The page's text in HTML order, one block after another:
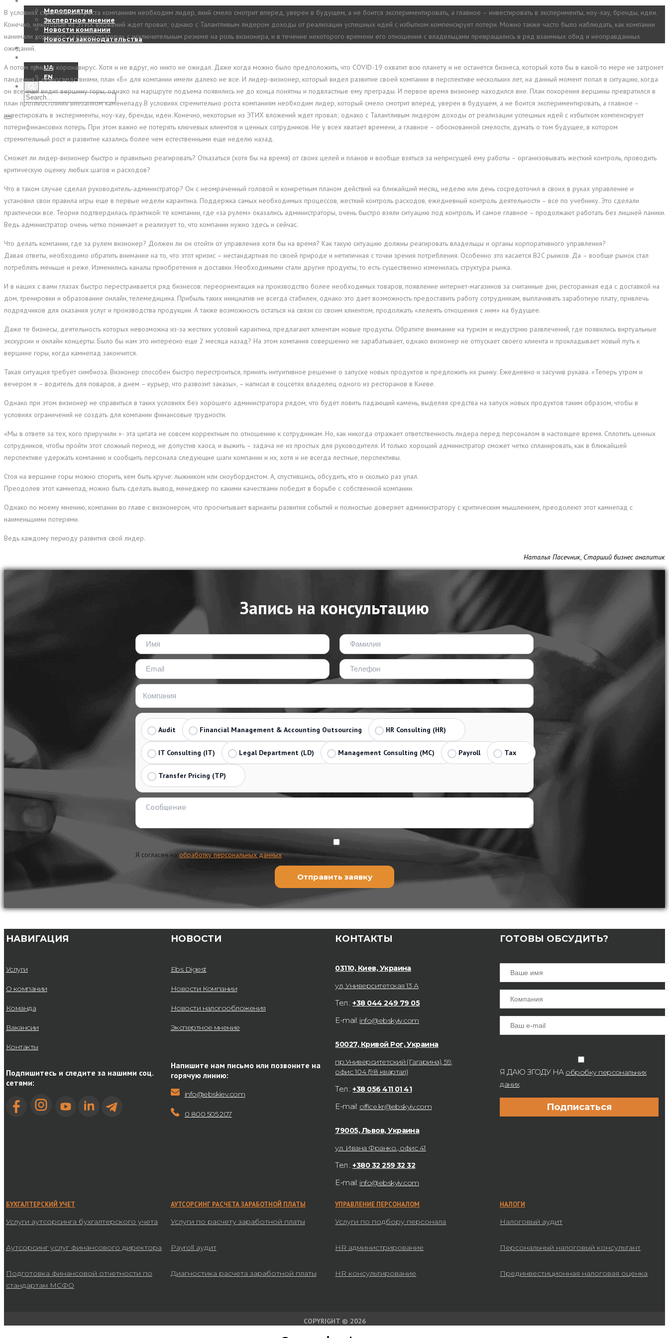
Мероприятия
Экспертное мнение
Новости компании
Новости законодательства
Контакты
UA
EN
В условиях стремительно роста компаниям необходим лидер, який смело смотрит вперед, уверен в будущем, а не боится экспериментировать, а главное – инвестировать в эксперименты, ноу-хау, бренды, идеи.
Конечно, некоторые из ЭТИХ вложений ждет провал; однако с Талантливым лидером доходы от реализации успешных идей с избытком компенсирует потери. Можно также часто было наблюдать, как компании
нанимали хорошего «администратора» с исключительным резюме на роль визионера, и в течение некоторого времени его отношения с владельцами превращались в ряд взаимных обид и неоправданных
ожиданий.
А потом пришел коронавирус. Хотя и не вдруг, но никто не ожидал. Даже когда можно было предположить, что COVID-19 охватит всю планету и не останется бизнеса, который хотя бы в какой-то мере не затронет
пандемия с ее последствиями, план «Б» для компании имели далеко не все. И лидер-визионер, который видел развитие своей компании в перспективе нескольких лет, на данный момент попал в ситуацию, когда
он все еще видит вершину горы, однако на маршруте подъема появились не до конца понятны и подвластные ему преграды. И первое время визионер находился вне. План покорения вершины превратился в
план противостояния внезапном каменепаду.В условиях стремительно роста компаниям необходим лидер, который смело смотрит вперед, уверен в будущем, а не боится экспериментировать, а главное –
инвестировать в эксперименты, ноу-хау, бренды, идеи. Конечно, некоторые из ЭТИХ вложений ждет провал; однако с Талантливым лидером доходы от реализации успешных идей с избытком компенсирует
потерифинансових потерь. При этом важно не потерять ключевых клиентов и ценных сотрудников. Не у всех хватает времени, а главное – обоснованной смелости, думать о том будущее, в котором
стремительный рост и развитие казались более чем естественными еще неделю назад.
Сможет ли лидер-визионер быстро и правильно реагировать? Отказаться (хотя бы на время) от своих целей и планов и вообще взяться за неприсущей ему работы – организовывать жесткий контроль, проводить
критическую оценку любых шагов и расходов?
Что в таком случае сделал руководитель-администратор? Он с неомраченный головой и конкретным планом действий на ближайший месяц, неделю или день сосредоточил в своих в руках управление и
установил свои правила игры еще в первые недели карантина. Поддержка самых необходимых процессов, жесткий контроль расходов, ежедневный контроль деятельности – все по учебнику. Это сделали
практически все. Теория подтвердилась практикой: те компании, где «за рулем» оказались администраторы, очень быстро взяли ситуацию под контроль. И самое главное – продолжают работать без лишней паники.
Ведь администратор очень четко понимает и реализует то, что компании нужно здесь и сейчас.
Что делать компании, где за рулем визионер? Должен ли он отойти от управления хотя бы на время? Как такую ситуацию должны реагировать владельцы и органы корпоративного управления?
Давая ответы, необходимо обратить внимание на то, что этот кризис – нестандартная по своей природе и нетипичная с точки зрения потребления. Особенно это касается B2C рынков. Да – вообще рынок стал
потреблять меньше и реже. Изменились каналы приобретения и доставки. Необходимыми стали другие продукты, то есть существенно изменилась структура рынка.
И в наших с вами глазах быстро перестраивается ряд бизнесов: переориентация на производство более необходимых товаров, появление интернет-магазинов за считанные дни, ресторанная еда с доставкой на
дом, тренировки и образование онлайн, телемедицина. Прибыль таких инициатив не всегда стабилен, однако это дает возможность предоставить работу сотрудникам, выплачивать заработную плату, привлечь
подрядчиков для оказания услуг и производства продукции. А также возможность остаться на связи со своим клиентом, продолжать «лелеять отношения с ним» на будущее.
Даже те бизнесы, деятельность которых невозможна из-за жестких условий карантина, предлагают клиентам новые продукты. Обратите внимание на туризм и индустрию развлечений, где появились виртуальные
экскурсии и онлайн концерты. Было бы нам это интересно еще 2 месяца назад? На этом компания совершенно не зарабатывает, однако визионер не отпускает своего клиента и прокладывает новый путь к
вершине горы, когда камнепад закончится.
Такая ситуация требует симбиоза. Визионер способен быстро перестроиться, принять интуитивное решение о запуске новых продуктов и предложить их рынку. Ежедневно и засучив рукава. «Теперь утром и
вечером я – водитель для поваров, а днем – курьер, что развозит заказы», – написал в соцсетях владелец одного из ресторанов в Киеве.
Однако при этом визионер не справиться в таких условиях без хорошего администратора рядом, что будет ловить падающий камень, выделяя средства на запуск новых продуктов таким образом, чтобы в
условиях ограничений не создать для компании финансовые трудности.
«Мы в ответе за тех, кого приручили »- эта цитата не совсем корректным по отношению к сотрудникам. Но, как никогда отражает ответственность лидера перед персоналом в настоящее время. Сплотить ценных
сотрудников, чтобы пройти этот сложный период, не допустив хаоса, и выжить – задача не из простых для руководителя. И только хороший администратор сможет четко спланировать, как в ближайшей
перспективе удержать компанию и сообщить персонала следующие шаги компании и их, хотя и не всегда лестные, перспективы.
Стоя на вершине горы можно спорить, кем быть круче: лыжником или сноубордистом. А, спустившись, обсудить, кто и сколько раз упал.
Преодолев этот камнепад, можно быть сделать вывод, менеджер по какими качествами победит в борьбе с собственной компании.
Однако по моему мнению, компании во главе с визионером, что просчитывает варианты развития событий и полностью доверяет администратору с критическим мышлением, преодолеют этот камнепад с
наименьшими потерями.
Ведь каждому периоду развития свой лидер.
Наталья Пасечник, Старший бизнес аналитик
Запись на консультацию
Audit Financial Management & Accounting Outsourcing HR Consulting (HR)
IT Consulting (IT) Legal Department (LD) Management Consulting (MC) Payroll Tax
Transfer Pricing (TP)
Я согласен на обработку персональных данных
НАВИГАЦИЯ
Услуги
О компании
Команда
Вакансии
Контакты
Подпишитесь и следите за нашими соц.
сетями:
НОВОСТИ
Ebs Digest
Новости Компании
Новости налогообложения
Экспертное мнение
Напишите нам письмо или позвоните на
горячую линию:
info@ebskiev.com
0 800 505 207
КОНТАКТЫ
03110, Киев, Украина
ул, Университетская 13 А
Тел.:+38 044 249 79 05
E-mail: info@ebskyiv.com
50027, Кривой Рог, Украина
пр.Университетский (Гагарина), 59,
офис 104 (98 квартал)
Тел.:+38 056 411 01 41
E-mail: office.kr@ebskyiv.com
79005, Львов, Украина
ул. Ивана Франко., офис 41
Тел.:+380 32 259 32 32
E-mail: info@ebskyiv.com
ГОТОВЫ ОБСУДИТЬ?
Я ДАЮ ЗГОДУ НА обробку персональних
даних
БУХГАЛТЕРСКИЙ УЧЕТ
Услуги аутсорсинга бухгалтерского учета
Аутсорсинг услуг финансового директора
Подготовка финансовой отчетности по
стандартам МСФО
АУТСОРСИНГ РАСЧЕТА ЗАРАБОТНОЙ ПЛАТЫ
Услуги по расчету заработной платы
Payroll аудит
Диагностика расчета заработной платы
УПРАВЛЕНИЕ ПЕРСОНАЛОМ
Услуги по подбору персонала
HR администрирование
HR консультирование
НАЛОГИ
Налоговый аудит
Персональный налоговый консультант
Прединвестиционная налоговая оценка
COPYRIGHT © 2026